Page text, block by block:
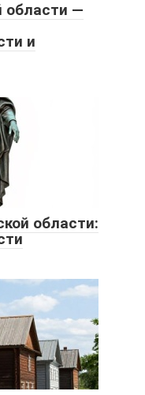
области —
и
области: